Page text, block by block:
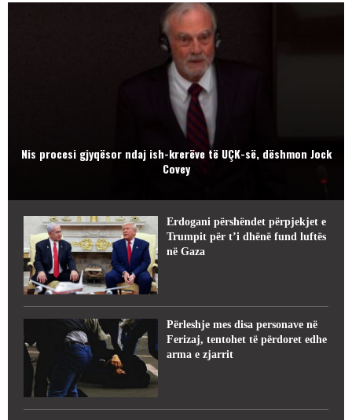
Nis procesi gjyqësor ndaj ish-krerëve të UÇK-së, dëshmon Jock
Covey
Erdogani përshëndet përpjekjet e
Trumpit për t’i dhënë fund luftës
në Gaza
Përleshje mes disa personave në
Ferizaj, tentohet të përdoret edhe
arma e zjarrit